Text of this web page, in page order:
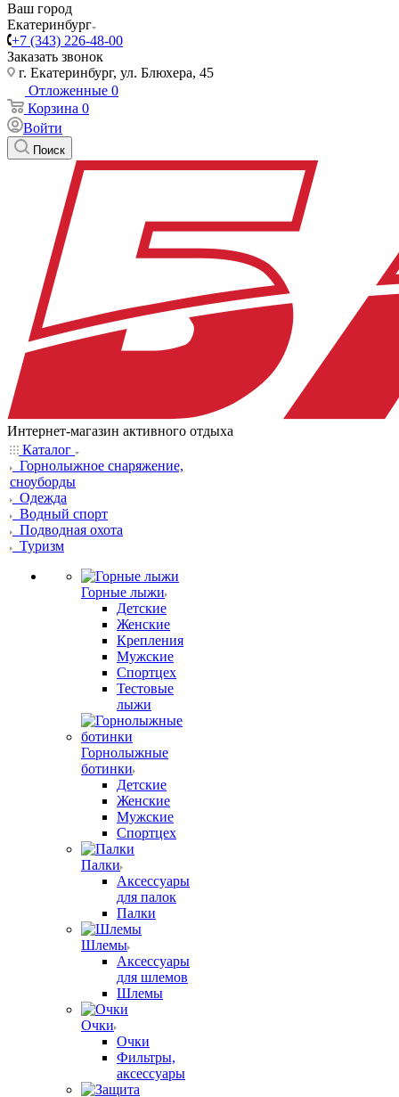
Ваш город
Екатеринбург
+7 (343) 226-48-00
Заказать звонок
г. Екатеринбург, ул. Блюхера, 45
Отложенные 0
Корзина 0
Войти
Поиск
Интернет-магазин активного отдыха
Каталог
Горнолыжное снаряжение,
сноуборды
Одежда
Водный спорт
Подводная охота
Туризм
Горные лыжи
Детские
Женские
Крепления
Мужские
Спортцех
Тестовые
лыжи
Горнолыжные
ботинки
Детские
Женские
Мужские
Спортцех
Палки
Аксессуары
для палок
Палки
Шлемы
Аксессуары
для шлемов
Шлемы
Очки
Очки
Фильтры,
аксессуары